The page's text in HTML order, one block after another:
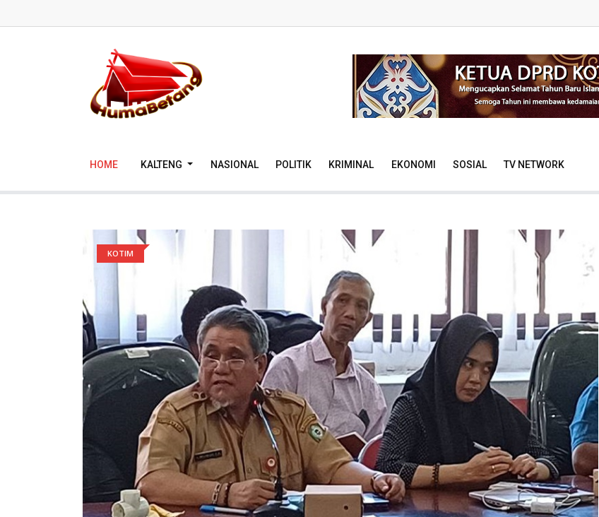
HOME KALTENG NASIONAL POLITIK KRIMINAL EKONOMI SOSIAL TV NETWORK
KOTIM